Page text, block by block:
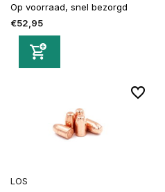
Op voorraad, snel bezorgd
€52,95
LOS